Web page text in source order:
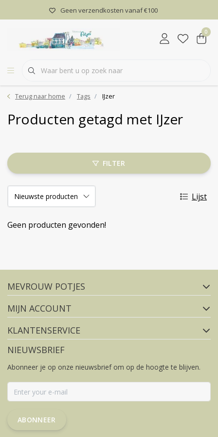
Geen verzendkosten vanaf €100
0
Terug naar home Tags IJzer
Producten getagd met IJzer
FILTER
Lijst
Geen producten gevonden!
FACEBOOK
MEVROUW POTJES
MIJN ACCOUNT
KLANTENSERVICE
NIEUWSBRIEF
Abonneer je op onze nieuwsbrief om op de hoogte te blijven.
ABONNEER